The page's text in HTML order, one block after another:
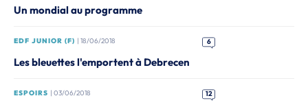
Un mondial au programme
EDF JUNIOR (F) | 18/06/2018 6
Les bleuettes l'emportent à Debrecen
ESPOIRS | 03/06/2018 12